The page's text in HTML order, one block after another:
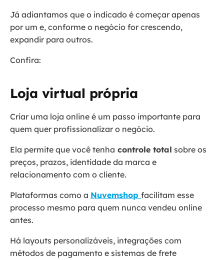
Já adiantamos que o indicado é começar apenas
por um e, conforme o negócio for crescendo,
expandir para outros.
Confira:
Loja virtual própria
Criar uma loja online é um passo importante para
quem quer profissionalizar o negócio.
Ela permite que você tenha controle total sobre os
preços, prazos, identidade da marca e
relacionamento com o cliente.
Plataformas como a Nuvemshop facilitam esse
processo mesmo para quem nunca vendeu online
antes.
Há layouts personalizáveis, integrações com
métodos de pagamento e sistemas de frete